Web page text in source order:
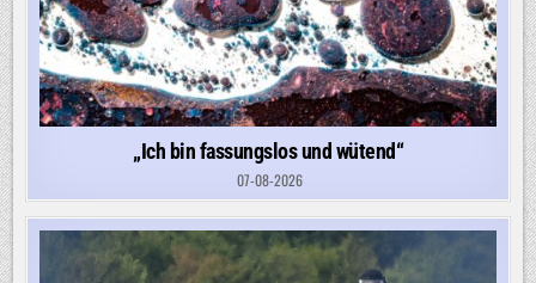
„Ich bin fassungslos und wütend“
07-08-2026